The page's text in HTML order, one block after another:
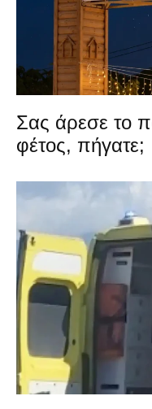
Σας άρεσε το
φέτος, πήγατε;